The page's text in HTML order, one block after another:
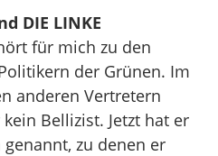
DIE LINKE
für mich zu den
der Grünen. Im
anderen Vertretern
Bellizist. Jetzt hat er
zu denen er